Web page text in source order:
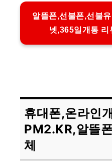
알뜰폰,선불폰,선불
넷,365일개통 리
휴대폰,온라인
PM2.KR,알뜰
체